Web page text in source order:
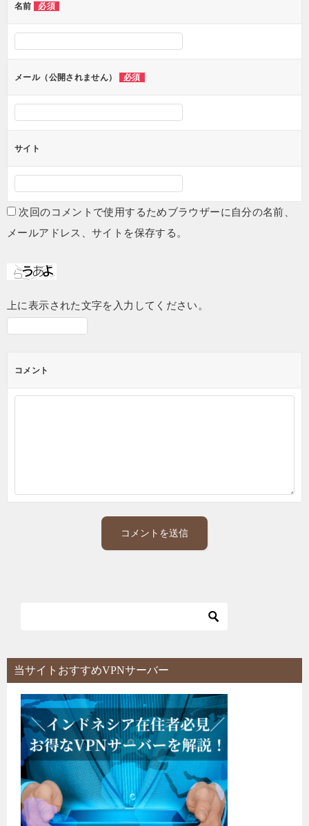
ー
ョ
名前 必須
メール（公開されません） 必須
サイト
次回のコメントで使用するためブラウザーに自分の名前、
メールアドレス、サイトを保存する。
上に表示された文字を入力してください。
コメント
当サイトおすすめVPNサーバー